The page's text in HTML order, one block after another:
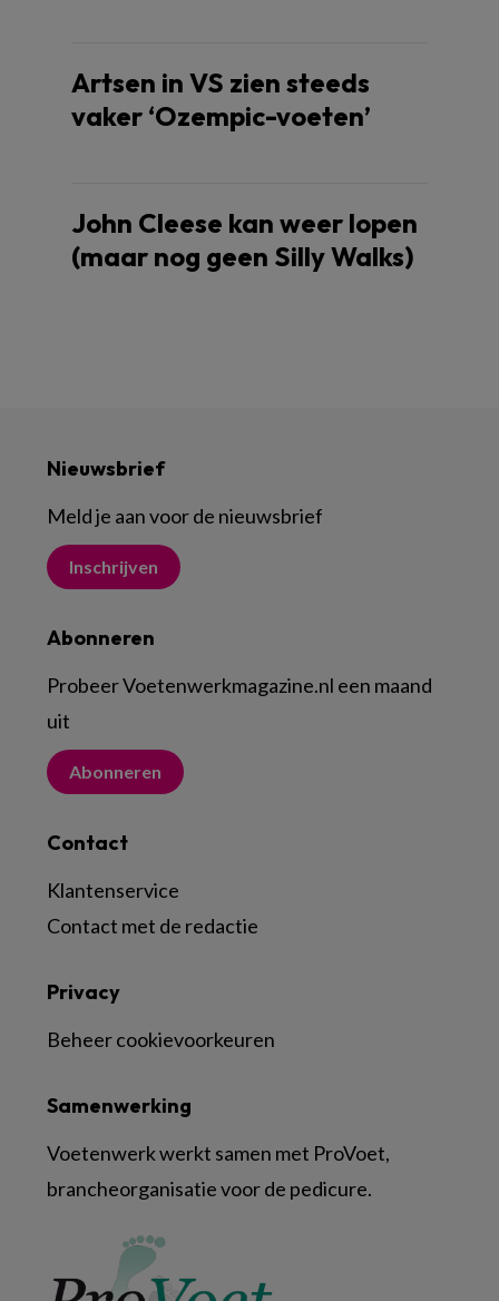
Artsen in VS zien steeds
vaker ‘Ozempic-voeten’
John Cleese kan weer lopen
(maar nog geen Silly Walks)
Nieuwsbrief
Meld je aan voor de nieuwsbrief
Inschrijven
Abonneren
Probeer Voetenwerkmagazine.nl een maand
uit
Abonneren
Contact
Klantenservice
Contact met de redactie
Samenwerking
Voetenwerk werkt samen met ProVoet,
brancheorganisatie voor de pedicure.
Privacy
Beheer cookievoorkeuren